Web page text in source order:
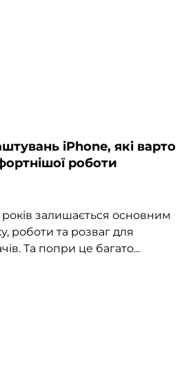
iPhone, які варто
роботи
залишається основним
роботи та розваг для
Та попри це багато...